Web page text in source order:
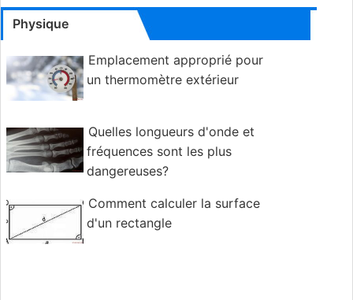
Physique
Emplacement approprié pour
un thermomètre extérieur
Quelles longueurs d'onde et
fréquences sont les plus
dangereuses?
Comment calculer la surface
d'un rectangle